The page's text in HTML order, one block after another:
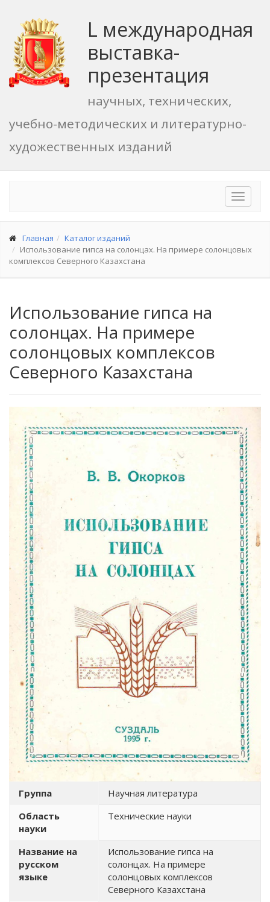
L международная
выставка-
презентация
научных, технических,
учебно-методических и литературно-
художественных изданий
Toggle
Главная
Каталог изданий
Использование гипса на солонцах. На примере солонцовых
комплексов Северного Казахстана
Использование гипса на
солонцах. На примере
солонцовых комплексов
Северного Казахстана
Группа
Научная литература
Область
науки
Технические науки
Название на
русском
языке
Использование гипса на
солонцах. На примере
солонцовых комплексов
Северного Казахстана